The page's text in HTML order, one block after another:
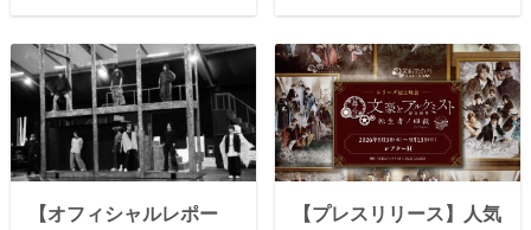
【オフィシャルレポー
【プレスリリース】人気